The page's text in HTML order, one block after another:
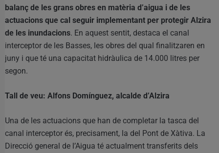
balanç de les grans obres en matèria d’aigua i de les
actuacions que cal seguir implementant per protegir Alzira
de les inundacions. En aquest sentit, destaca el canal
interceptor de les Basses, les obres del qual finalitzaren en
juny i que té una capacitat hidràulica de 14.000 litres per
segon.
Tall de veu: Alfons Domínguez, alcalde d’Alzira
Una de les actuacions que han de completar la tasca del
canal interceptor és, precisament, la del Pont de Xàtiva. La
Direcció general de l’Aigua té actualment transferits dels